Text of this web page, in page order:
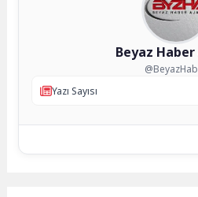
Beyaz Haber
Yazı Sayısı